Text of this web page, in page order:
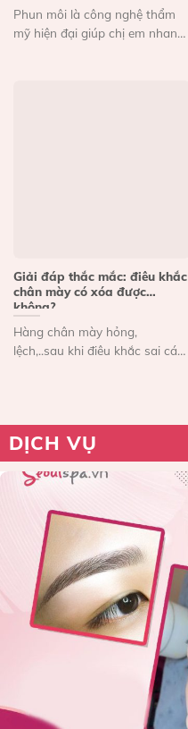
Phun môi là công nghệ thẩm
mỹ hiện đại giúp chị em nhanh
Giải đáp thắc mắc: điêu khắc
chân mày có xóa được
không?
Hàng chân mày hỏng,
lệch,..sau khi điêu khắc sai cách
DỊCH VỤ